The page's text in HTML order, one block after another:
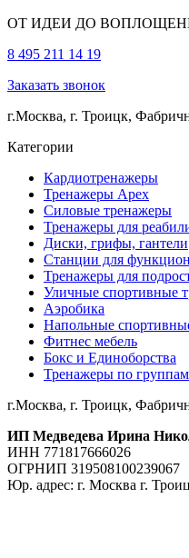
ОТ ИДЕИ ДО
8 495 211 14 19
Заказать звонок
г.Москва, г. Троицк,
Категории
Кардиотренажеры
Тренажеры Apex
Силовые тренажеры
Тренажеры для
Диски, грифы, гантели
Станции для
Тренажеры для
Уличные спортивные
Аэробика
Напольные
Фитнес мебель
Бокс и Единоборства
Тренажеры по
г.Москва, г. Троицк,
ИП Медведева Ирина
ИНН 771817666026
ОГРНИП 319508100239067
Юр. адрес: г. Москва г.